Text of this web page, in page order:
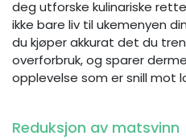
deg utforske kulinariske
ikke bare liv til ukemenyen
du kjøper akkurat det du
overforbruk, og sparer
opplevelse som er snill mot
Reduksjon av matsvinn